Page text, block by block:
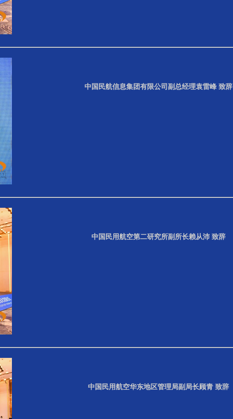
中国民航信息集团有限公司副总经理袁雷峰 致辞
中国民用航空第二研究所副所长赖从沛 致辞
中国民用航空华东地区管理局副局长顾青 致辞